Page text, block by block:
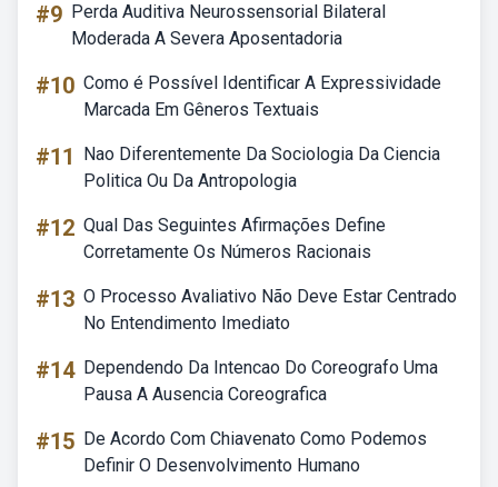
#9 Perda Auditiva Neurossensorial Bilateral
Moderada A Severa Aposentadoria
#10 Como é Possível Identificar A Expressividade
Marcada Em Gêneros Textuais
#11
Nao Diferentemente Da Sociologia Da Ciencia
Politica Ou Da Antropologia
#12 Qual Das Seguintes Afirmações Define
Corretamente Os Números Racionais
#13 O Processo Avaliativo Não Deve Estar Centrado
No Entendimento Imediato
#14 Dependendo Da Intencao Do Coreografo Uma
Pausa A Ausencia Coreografica
#15 De Acordo Com Chiavenato Como Podemos
Definir O Desenvolvimento Humano